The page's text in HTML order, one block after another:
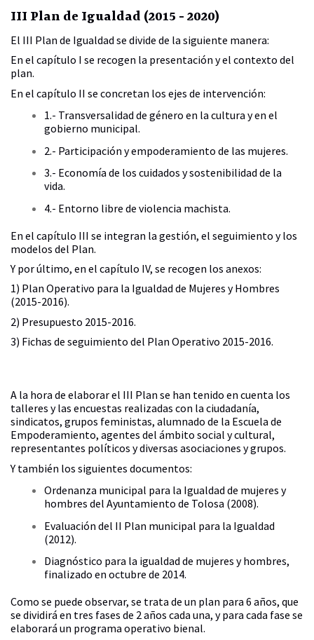
III Plan de Igualdad (2015 - 2020)
El III Plan de Igualdad se divide de la siguiente manera:
En el capítulo I se recogen la presentación y el contexto del
plan.
En el capítulo II se concretan los ejes de intervención:
1.- Transversalidad de género en la cultura y en el
gobierno municipal.
2.- Participación y empoderamiento de las mujeres.
3.- Economía de los cuidados y sostenibilidad de la
vida.
4.- Entorno libre de violencia machista.
En el capítulo III se integran la gestión, el seguimiento y los
modelos del Plan.
Y por último, en el capítulo IV, se recogen los anexos:
1) Plan Operativo para la Igualdad de Mujeres y Hombres
(2015-2016).
2) Presupuesto 2015-2016.
3) Fichas de seguimiento del Plan Operativo 2015-2016.
A la hora de elaborar el III Plan se han tenido en cuenta los
talleres y las encuestas realizadas con la ciudadanía,
sindicatos, grupos feministas, alumnado de la Escuela de
Empoderamiento, agentes del ámbito social y cultural,
representantes políticos y diversas asociaciones y grupos.
Y también los siguientes documentos:
Ordenanza municipal para la Igualdad de mujeres y
hombres del Ayuntamiento de Tolosa (2008).
Evaluación del II Plan municipal para la Igualdad
(2012).
Diagnóstico para la igualdad de mujeres y hombres,
finalizado en octubre de 2014.
Como se puede observar, se trata de un plan para 6 años, que
se dividirá en tres fases de 2 años cada una, y para cada fase se
elaborará un programa operativo bienal.